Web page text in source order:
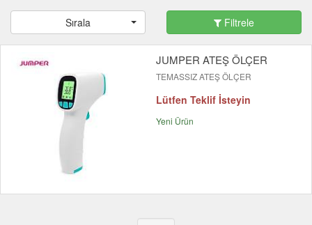
Sırala Filtrele
JUMPER ATEŞ ÖLÇER
TEMASSIZ ATEŞ ÖLÇER
Lütfen Teklif İsteyin
Yeni Ürün